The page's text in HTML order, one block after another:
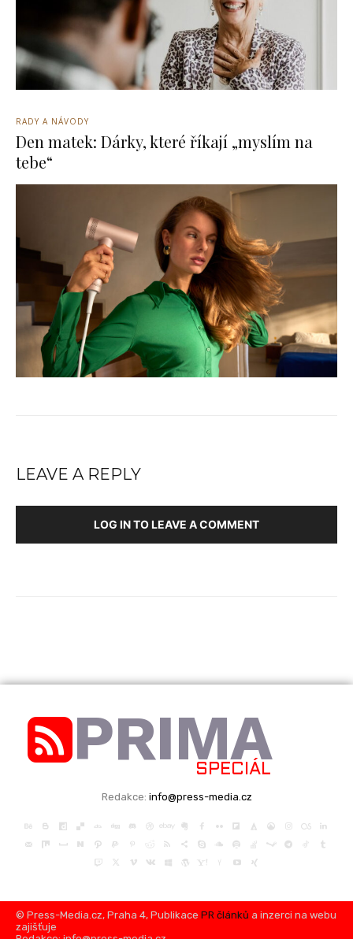
RADY A NÁVODY
Den matek: Dárky, které říkají „myslím na
tebe“
LEAVE A REPLY
LOG IN TO LEAVE A COMMENT
PRIMA
SPECIÁL
Redakce: info@press-media.cz
© Press-Media.cz, Praha 4, Publikace PR článků a inzerci na webu
zajišťuje